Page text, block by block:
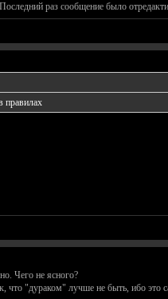
раз сообщение было
правилах
Чего не ясного?
что "дураком" лучше не быть, ибо это